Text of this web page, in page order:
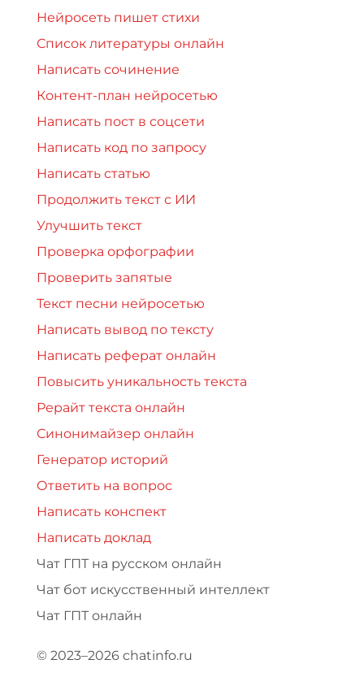
Нейросеть пишет стихи
Список литературы онлайн
Написать сочинение
Контент-план нейросетью
Написать пост в соцсети
Написать код по запросу
Написать статью
Продолжить текст с ИИ
Улучшить текст
Проверка орфографии
Проверить запятые
Текст песни нейросетью
Написать вывод по тексту
Написать реферат онлайн
Повысить уникальность текста
Рерайт текста онлайн
Синонимайзер онлайн
Генератор историй
Ответить на вопрос
Написать конспект
Написать доклад
Чат ГПТ на русском онлайн
Чат бот искусственный интеллект
Чат ГПТ онлайн
© 2023–2026 chatinfo.ru